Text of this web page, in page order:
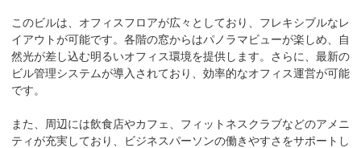
このビルは、オフィスフロアが広々としており、フレキシブルなレ
イアウトが可能です。各階の窓からはパノラマビューが楽しめ、自
然光が差し込む明るいオフィス環境を提供します。さらに、最新の
ビル管理システムが導入されており、効率的なオフィス運営が可能
です。
また、周辺には飲食店やカフェ、フィットネスクラブなどのアメニ
ティが充実しており、ビジネスパーソンの働きやすさをサポートし